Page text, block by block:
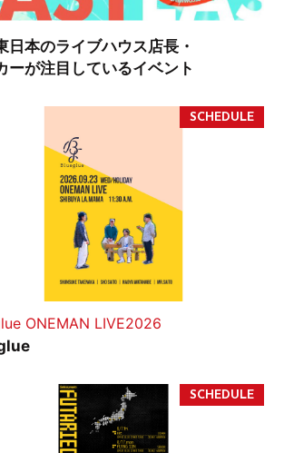
日本のライブハウス店長・
ーが注目しているイベント
ONEMAN LIVE2026